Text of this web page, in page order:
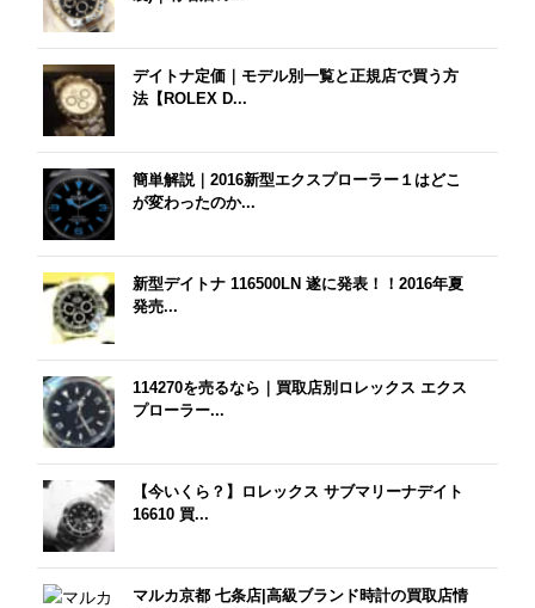
デイトナ定価｜モデル別一覧と正規店で買う方
法【ROLEX D...
簡単解説｜2016新型エクスプローラー１はどこ
が変わったのか...
新型デイトナ 116500LN 遂に発表！！2016年夏
発売...
114270を売るなら｜買取店別ロレックス エクス
プローラー...
【今いくら？】ロレックス サブマリーナデイト
16610 買...
マルカ京都 七条店|高級ブランド時計の買取店情